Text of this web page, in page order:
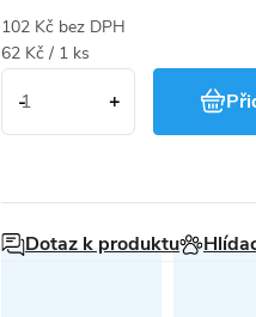
102 Kč bez DPH
Měrná
62 Kč / 1 ks
Dotaz k produktu